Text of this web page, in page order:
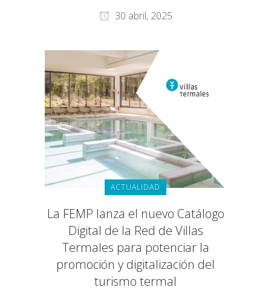
30 abril, 2025
ACTUALIDAD
La FEMP lanza el nuevo Catálogo
Digital de la Red de Villas
Termales para potenciar la
promoción y digitalización del
turismo termal